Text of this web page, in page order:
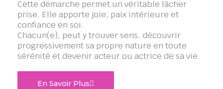
Cette démarche permet un véritable lâcher
prise. Elle apporte joie, paix intérieure et
confiance en soi.
Chacun(e), peut y trouver sens, découvrir
progressivement sa propre nature en toute
sérénité et devenir acteur ou actrice de sa vie.
En Savoir Plus